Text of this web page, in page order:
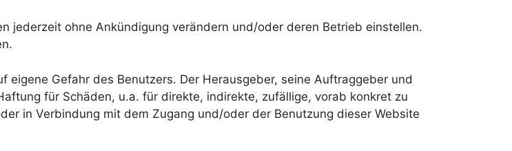
jederzeit ohne Ankündigung verändern und/oder deren Betrieb einstellen.
eigene Gefahr des Benutzers. Der Herausgeber, seine Auftraggeber und
für Schäden, u.a. für direkte, indirekte, zufällige, vorab konkret zu
in Verbindung mit dem Zugang und/oder der Benutzung dieser Website